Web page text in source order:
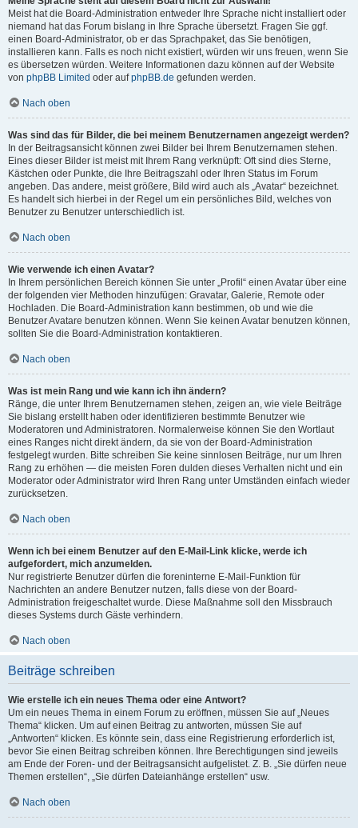
Meist hat die Board-Administration entweder Ihre Sprache nicht installiert oder
niemand hat das Forum bislang in Ihre Sprache übersetzt. Fragen Sie ggf.
einen Board-Administrator, ob er das Sprachpaket, das Sie benötigen,
installieren kann. Falls es noch nicht existiert, würden wir uns freuen, wenn Sie
es übersetzen würden. Weitere Informationen dazu können auf der Website
von phpBB Limited oder aufphpBB.de gefunden werden.
Nach oben
Was sind das für Bilder, die bei meinem Benutzernamen angezeigt werden?
In der Beitragsansicht können zwei Bilder bei Ihrem Benutzernamen stehen.
Eines dieser Bilder ist meist mit Ihrem Rang verknüpft: Oft sind dies Sterne,
Kästchen oder Punkte, die Ihre Beitragszahl oder Ihren Status im Forum
angeben. Das andere, meist größere, Bild wird auch als „Avatar“ bezeichnet.
Es handelt sich hierbei in der Regel um ein persönliches Bild, welches von
Benutzer zu Benutzer unterschiedlich ist.
Nach oben
Wie verwende ich einen Avatar?
In Ihrem persönlichen Bereich können Sie unter „Profil“ einen Avatar über eine
der folgenden vier Methoden hinzufügen: Gravatar, Galerie, Remote oder
Hochladen. Die Board-Administration kann bestimmen, ob und wie die
Benutzer Avatare benutzen können. Wenn Sie keinen Avatar benutzen können,
sollten Sie die Board-Administration kontaktieren.
Nach oben
Was ist mein Rang und wie kann ich ihn ändern?
Ränge, die unter Ihrem Benutzernamen stehen, zeigen an, wie viele Beiträge
Sie bislang erstellt haben oder identifizieren bestimmte Benutzer wie
Moderatoren und Administratoren. Normalerweise können Sie den Wortlaut
eines Ranges nicht direkt ändern, da sie von der Board-Administration
festgelegt wurden. Bitte schreiben Sie keine sinnlosen Beiträge, nur um Ihren
Rang zu erhöhen — die meisten Foren dulden dieses Verhalten nicht und ein
Moderator oder Administrator wird Ihren Rang unter Umständen einfach wieder
zurücksetzen.
Nach oben
Wenn ich bei einem Benutzer auf den E-Mail-Link klicke, werde ich
aufgefordert, mich anzumelden.
Nur registrierte Benutzer dürfen die foreninterne E-Mail-Funktion für
Nachrichten an andere Benutzer nutzen, falls diese von der Board-
Administration freigeschaltet wurde. Diese Maßnahme soll den Missbrauch
dieses Systems durch Gäste verhindern.
Nach oben
Beiträge schreiben
Wie erstelle ich ein neues Thema oder eine Antwort?
Um ein neues Thema in einem Forum zu eröffnen, müssen Sie auf „Neues
Thema“ klicken. Um auf einen Beitrag zu antworten, müssen Sie auf
„Antworten“ klicken. Es könnte sein, dass eine Registrierung erforderlich ist,
bevor Sie einen Beitrag schreiben können. Ihre Berechtigungen sind jeweils
am Ende der Foren- und der Beitragsansicht aufgelistet. Z. B. „Sie dürfen neue
Themen erstellen“, „Sie dürfen Dateianhänge erstellen“ usw.
Nach oben